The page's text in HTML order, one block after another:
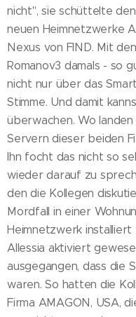
nicht", sie schüttelte
neuen Heimnetzwerke
Nexus von FIND. Mit
Romanov3 damals - so
nicht nur über das
Stimme. Und damit
überwachen. Wo
Servern dieser beiden
Ihn focht das nicht so
wieder darauf zu
den die Kollegen
Mordfall in einer
Heimnetzwerk installiert
Allessia aktiviert
ausgegangen, dass die
waren. So hatten die
Firma AMAGON, USA,